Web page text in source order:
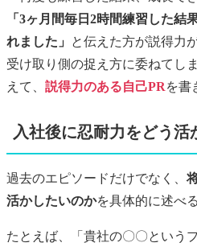
「3ヶ月間毎日2時間練習した結
れました」
と伝えた方が説得力
受け取り側の捉え方に委ねてし
えて、 説得力のある自己PRを書
入社後に忍耐力をどう活
過去のエピソードだけでなく、
活かしたいのかを具体的に述べ
たとえば、「貴社の〇〇という